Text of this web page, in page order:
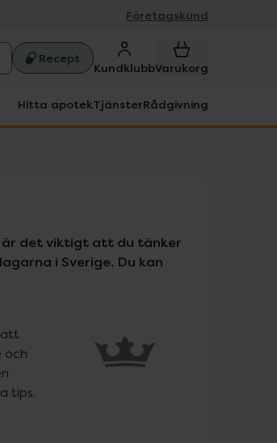
Företagskund
Recept
KundklubbVarukorg
Hitta apotekTjänsterRådgivning
är det viktigt att du tänker
i Sverige. Du kan
och
tips.